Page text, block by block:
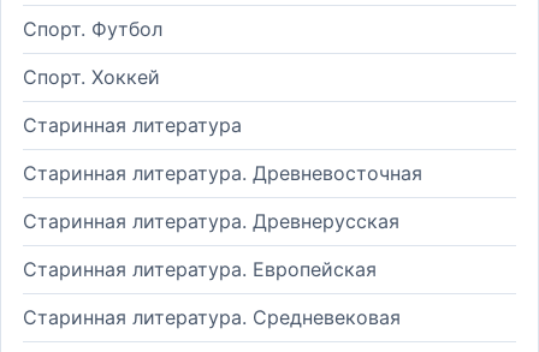
Спорт. Футбол
Спорт. Хоккей
Старинная литература
Старинная литература. Древневосточная
Старинная литература. Древнерусская
Старинная литература. Европейская
Старинная литература. Средневековая